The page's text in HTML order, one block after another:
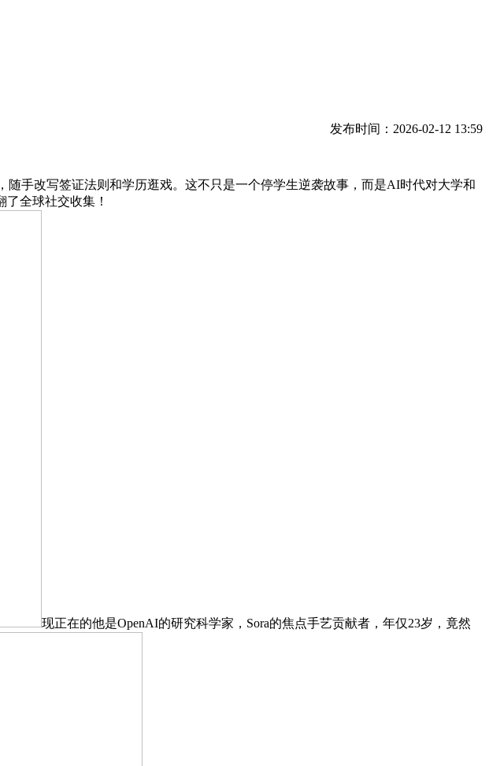
发布时间：2026-02-12 13:59
手改写签证法则和学历逛戏。这不只是一个停学生逆袭故事，而是AI时代对大学和
全球社交收集！
现正在的他是OpenAI的研究科学家，Sora的焦点手艺贡献者，年仅23岁，竟然